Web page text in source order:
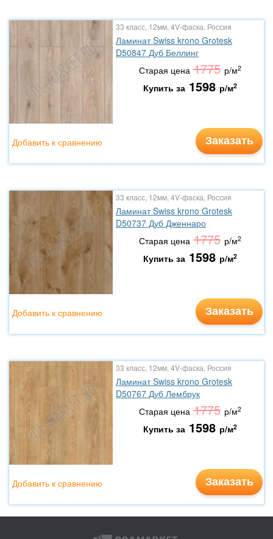
33 класс, 12мм, 4V-фаска, Россия
Ламинат Swiss krono Grotesk
D50847 Дуб Беллинг
Старая цена 1775 р/м2
Купить за 1598 р/м2
Заказать
Добавить к сравнению
33 класс, 12мм, 4V-фаска, Россия
Ламинат Swiss krono Grotesk
D50737 Дуб Дженнаро
Старая цена 1775 р/м2
Купить за 1598 р/м2
Заказать
Добавить к сравнению
33 класс, 12мм, 4V-фаска, Россия
Ламинат Swiss krono Grotesk
D50767 Дуб Лембрук
Старая цена 1775 р/м2
Купить за 1598 р/м2
Заказать
Добавить к сравнению